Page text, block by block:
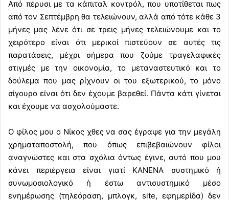
Από πέρυσι με τα κάπιταλ κοντρόλ, που υποτίθεται πως
από τον Σεπτέμβρη θα τελειώνουν, αλλά από τότε κάθε 3
μήνες μας λένε ότι σε τρεις μήνες τελειώνουμε και το
χειρότερο είναι ότι μερικοί πιστεύουν σε αυτές τις
παρατάσεις, μέχρι σήμερα που ζούμε τραγελαφικές
στιγμές με την οικονομία, το μεταναστευτικό και το
δούλεμα που μας ρίχνουν οι του εξωτερικού, το μόνο
σίγουρο είναι ότι δεν έχουμε βαρεθεί. Πάντα κάτι γίνεται
και έχουμε να ασχολούμαστε.
Ο φίλος μου ο Νίκος χθες να σας έγραψε για την μεγάλη
χρηματαποστολή, που όπως επιβεβαιώνουν φίλοι
αναγνώστες και στα σχόλια όντως έγινε, αυτό που μου
κάνει περιέργεια είναι γιατί ΚΑΝΕΝΑ συστημικό ή
συνωμοσιολογικό ή έστω αντισυστημικό μέσο
ενημέρωσης (τηλεόραση, μπλογκ, site, εφημερίδα) δεν